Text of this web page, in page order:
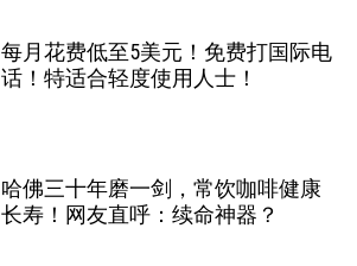
每月花费低至5美元！免费打国际电
话！特适合轻度使用人士！
哈佛三十年磨一剑，常饮咖啡健康
长寿！网友直呼：续命神器？